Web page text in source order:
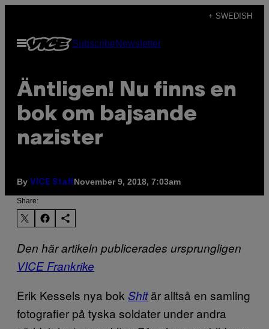
content
+ SWEDISH
Open
Menu
SubscribeNewsletter
Äntligen! Nu finns en
bok om bajsande
nazister
By VICE StaffNovember 9, 2018, 7:03am
Share:
Den här artikeln publicerades ursprungligen
VICE Frankrike
Erik Kessels nya bok Shitär alltså en samling
fotografier på tyska soldater under andra